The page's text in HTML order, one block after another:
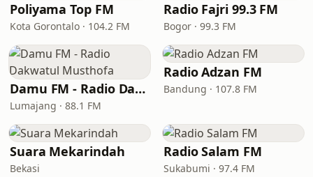
Poliyama Top FM
Kota Gorontalo · 104.2 FM
Radio Fajri 99.3 FM
Bogor · 99.3 FM
Damu FM - Radio Dakwatul Musthofa
Lumajang · 88.1 FM
Radio Adzan FM
Bandung · 107.8 FM
Suara Mekarindah
Bekasi
Radio Salam FM
Sukabumi · 97.4 FM